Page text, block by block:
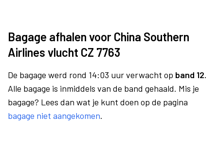
Bagage afhalen voor China Southern
Airlines vlucht CZ 7763
De bagage werd rond 14:03 uur verwacht op band 12.
Alle bagage is inmiddels van de band gehaald. Mis je
bagage? Lees dan wat je kunt doen op de pagina
bagage niet aangekomen.